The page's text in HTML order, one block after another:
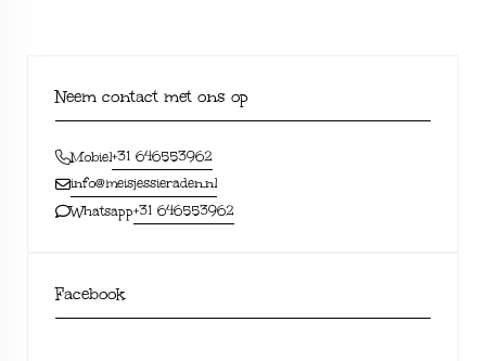
Neem contact met ons op
Mobiel+31 646553962
info@meisjessieraden.nl
Whatsapp+31 646553962
Facebook